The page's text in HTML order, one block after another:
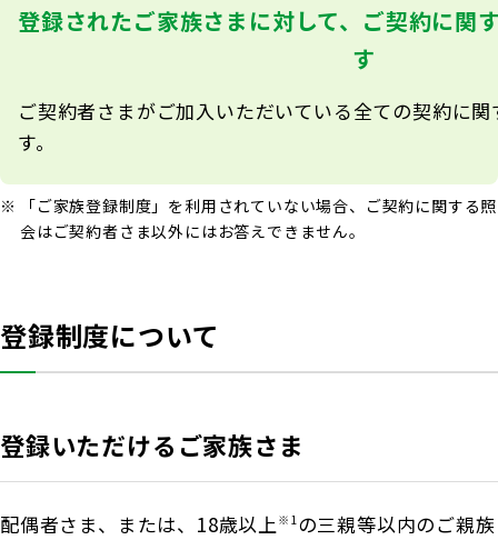
登録されたご家族さまに対して、ご契約に関
す
ご契約者さまがご加入いただいている全ての契約に
す。
「ご家族登録制度」を利用されていない場合、ご契約に関する照
会はご契約者さま以外にはお答えできません。
登録制度について
登録いただけるご家族さま
配偶者さま、または、18歳以上※1の三親等以内のご親族